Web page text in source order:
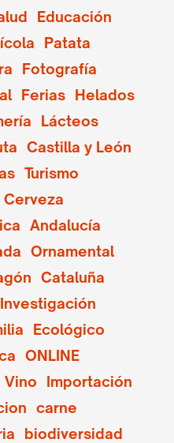
Educación
Patata
Fotografía
Ferias Helados
Lácteos
Castilla y León
Turismo
Cerveza
Andalucía
Ornamental
Cataluña
Investigación
Ecológico
ONLINE
Vino
Importación
carne
biodiversidad